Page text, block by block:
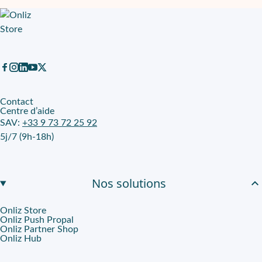
Une consommation pensée pour un parc d’écrans
La consommation
Contact
Centre d’aide
SAV: +33 9 73 72 25 92
5j/7 (9h-18h)
Nos solutions
Onliz Store
Onliz Push Propal
Onliz Partner Shop
Onliz Hub